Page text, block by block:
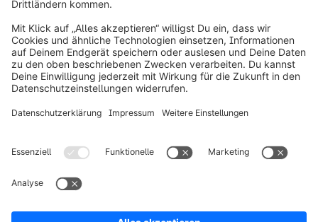
Produkt
Lösungen
Partner
Entwickler
Ressourcen